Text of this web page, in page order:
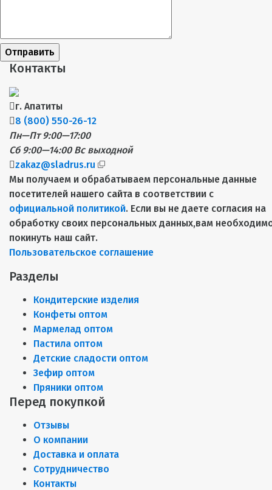
Отправить
Контакты
г. Апатиты
8 (800) 550-26-12
Пн—Пт 9:00—17:00
Сб 9:00—14:00 Вс выходной
zakaz@sladrus.ru
Мы получаем и обрабатываем персональные данные
посетителей нашего сайта в соответствии с
официальной политикой. Если вы не даете согласия на
обработку своих персональных данных,вам
покинуть наш сайт.
Пользовательское соглашение
Разделы
Кондитерские изделия
Конфеты оптом
Мармелад оптом
Пастила оптом
Детские сладости оптом
Зефир оптом
Пряники оптом
Перед покупкой
Отзывы
О компании
Доставка и оплата
Сотрудничество
Контакты